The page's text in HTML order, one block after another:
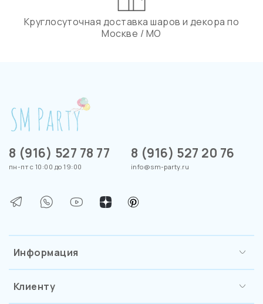
Круглосуточная доставка шаров и декора по
Москве / МО
Информация
Клиенту
8 (916) 527 78 77
пн-пт с 10:00 до 19:00
8 (916) 527 20 76
info@sm-party.ru